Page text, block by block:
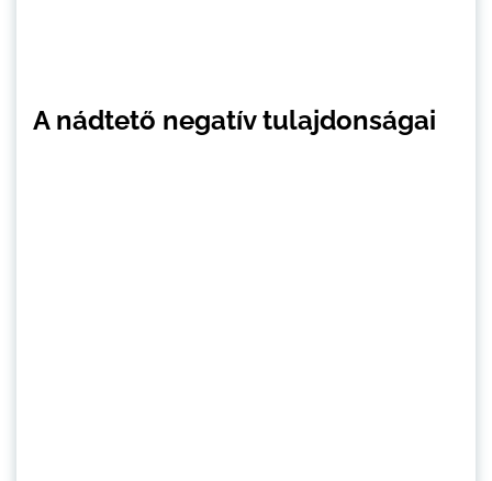
A nádtető negatív tulajdonságai